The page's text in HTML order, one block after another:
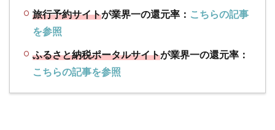
旅行予約サイトが業界一の還元率： こちらの記事
を参照
ふるさと納税ポータルサイトが業界一の還元率：
こちらの記事を参照